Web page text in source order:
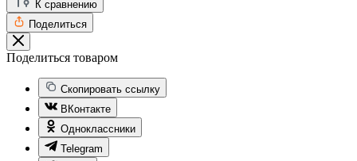
К сравнению
Поделиться
Поделиться товаром
Скопировать ссылку
ВКонтакте
Одноклассники
Telegram